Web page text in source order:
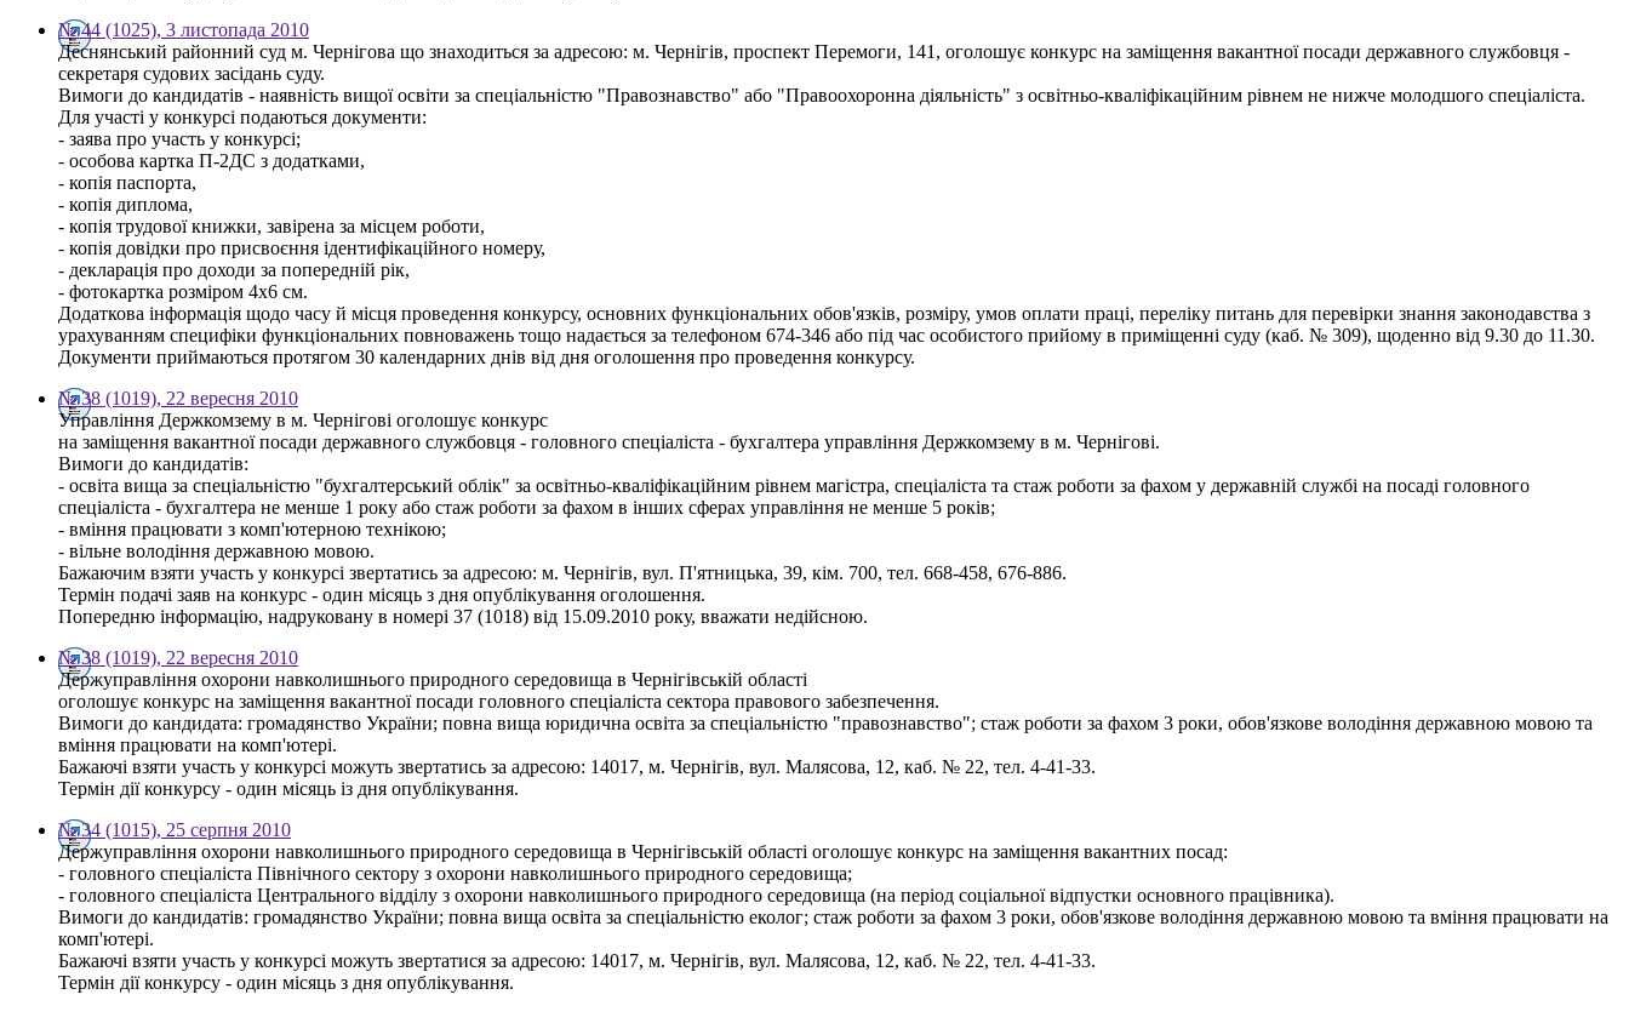
№ 44 (1025), 3 листопада 2010
Деснянський районний суд м. Чернігова що знаходиться за адресою: м. Чернігів, проспект Перемоги, 141, оголошує конкурс на заміщення вакантної посади державного службовця -
секретаря судових засідань суду.
Вимоги до кандидатів - наявність вищої освіти за спеціальністю "Правознавство" або "Правоохоронна діяльність" з освітньо-кваліфікаційним рівнем не нижче молодшого спеціаліста.
Для участі у конкурсі подаються документи:
- заява про участь у конкурсі;
- особова картка П-2ДС з додатками,
- копія паспорта,
- копія диплома,
- копія трудової книжки, завірена за місцем роботи,
- копія довідки про присвоєння ідентифікаційного номеру,
- декларація про доходи за попередній рік,
- фотокартка розміром 4х6 см.
Додаткова інформація щодо часу й місця проведення конкурсу, основних функціональних обов'язків, розміру, умов оплати праці, переліку питань для перевірки знання законодавства з
урахуванням специфіки функціональних повноважень тощо надається за телефоном 674-346 або під час особистого прийому в приміщенні суду (каб. № 309), щоденно від 9.30 до 11.30.
Документи приймаються протягом 30 календарних днів від дня оголошення про проведення конкурсу.
№ 38 (1019), 22 вересня 2010
Управління Держкомзему в м. Чернігові оголошує конкурс
на заміщення вакантної посади державного службовця - головного спеціаліста - бухгалтера управління Держкомзему в м. Чернігові.
Вимоги до кандидатів:
- освіта вища за спеціальністю "бухгалтерський облік" за освітньо-кваліфікаційним рівнем магістра, спеціаліста та стаж роботи за фахом у державній службі на посаді головного
спеціаліста - бухгалтера не менше 1 року або стаж роботи за фахом в інших сферах управління не менше 5 років;
- вміння працювати з комп'ютерною технікою;
- вільне володіння державною мовою.
Бажаючим взяти участь у конкурсі звертатись за адресою: м. Чернігів, вул. П'ятницька, 39, кім. 700, тел. 668-458, 676-886.
Термін подачі заяв на конкурс - один місяць з дня опублікування оголошення.
Попередню інформацію, надруковану в номері 37 (1018) від 15.09.2010 року, вважати недійсною.
№ 38 (1019), 22 вересня 2010
Держуправління охорони навколишнього природного середовища в Чернігівській області
оголошує конкурс на заміщення вакантної посади головного спеціаліста сектора правового забезпечення.
Вимоги до кандидата: громадянство України; повна вища юридична освіта за спеціальністю "правознавство"; стаж роботи за фахом 3 роки, обов'язкове володіння державною мовою та
вміння працювати на комп'ютері.
Бажаючі взяти участь у конкурсі можуть звертатись за адресою: 14017, м. Чернігів, вул. Малясова, 12, каб. № 22, тел. 4-41-33.
Термін дії конкурсу - один місяць із дня опублікування.
№ 34 (1015), 25 серпня 2010
Держуправління охорони навколишнього природного середовища в Чернігівській області оголошує конкурс на заміщення вакантних посад:
- головного спеціаліста Північного сектору з охорони навколишнього природного середовища;
- головного спеціаліста Центрального відділу з охорони навколишнього природного середовища (на період соціальної відпустки основного працівника).
Вимоги до кандидатів: громадянство України; повна вища освіта за спеціальністю еколог; стаж роботи за фахом 3 роки, обов'язкове володіння державною мовою та вміння працювати на
комп'ютері.
Бажаючі взяти участь у конкурсі можуть звертатися за адресою: 14017, м. Чернігів, вул. Малясова, 12, каб. № 22, тел. 4-41-33.
Термін дії конкурсу - один місяць з дня опублікування.